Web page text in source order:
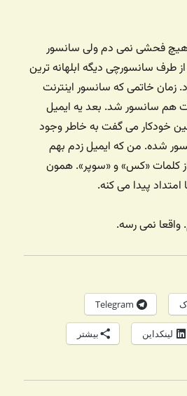
فحشی نمی دم ولی سانسور
طرف سانسورچی دیگه ابلهانه ترین
خاتمی که سانسور اینترنت
هم سانسور شد. بعد یه ایمیل
خودکار می گفت به خاطر وجود
شده. من که ایمیل زدم بهم
کلمات «کس» و «سوپر». همون
پیدا می کنه.
Telegram
لینکداین بیشتر